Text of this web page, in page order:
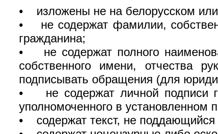
• изложены не на белорусском
• не содержат фамилии,
гражданина;
• не содержат полного
собственного имени, отчества
подписывать обращения (для
• не содержат личной подписи
уполномоченного в установленном
• содержат текст, не поддающийся